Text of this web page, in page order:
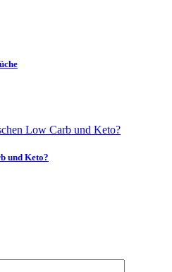
und Keto?